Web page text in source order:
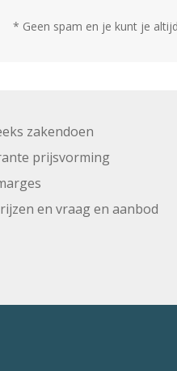
* Geen spam en je kunt je
zakendoen
prijsvorming
en vraag en aanbod